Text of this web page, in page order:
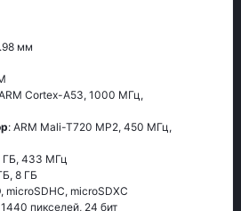
мм
АRМ Соrtех-А53, 1000 МГц,
: ARM Mali-T720 MP2, 450 МГц,
ГБ, 433 МГц
8 ГБ
microSDHC, microSDXC
пикселей, 24 бит